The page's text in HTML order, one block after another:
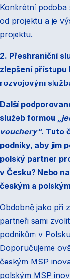
Konkrétní
od projektu a je
projektu.
2. Přeshraniční
zlepšení přístupu
rozvojovým
Další
služeb formou
vouchery“. Tuto
podniky, aby jim
polský partner
v Česku? Nebo
českým a
Obdobně jako při
partneři sami
podnikům v
Doporučujeme
českým MSP
polským MSP